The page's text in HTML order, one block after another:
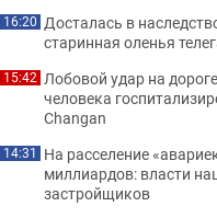
16:20 Досталась в
старинная оленья
15:42 Лобовой удар на
человека
Changan
14:31 На расселение
миллиардов: власти
застройщиков